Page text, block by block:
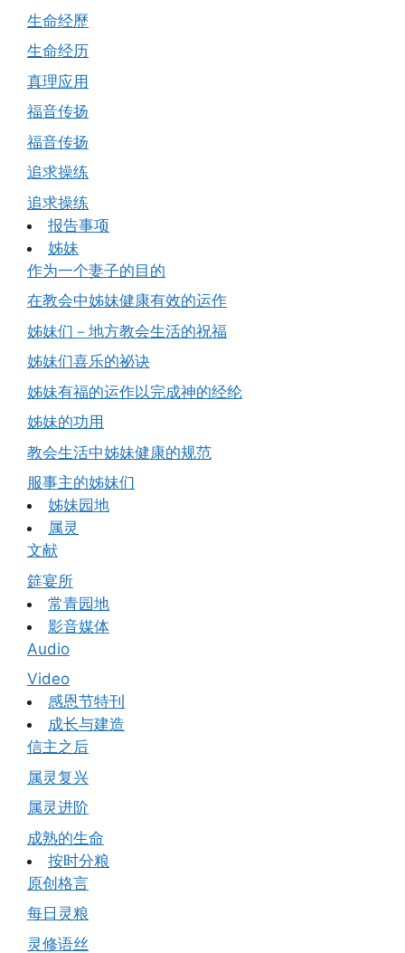
生命经歷
生命经历
真理应用
福音传扬
福音传扬
追求操练
追求操练
报告事项
姊妹
作为一个妻子的目的
在教会中姊妹健康有效的运作
姊妹们－地方教会生活的祝福
姊妹们喜乐的祕诀
姊妹有福的运作以完成神的经纶
姊妹的功用
教会生活中姊妹健康的规范
服事主的姊妹们
姊妹园地
属灵
文献
筵宴所
常青园地
影音媒体
Audio
Video
感恩节特刊
成长与建造
信主之后
属灵复兴
属灵进阶
成熟的生命
按时分粮
原创格言
每日灵粮
灵修语丝